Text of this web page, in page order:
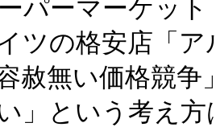
パーマーケッ
ツの格安店「
赦無い価格競
」という考え